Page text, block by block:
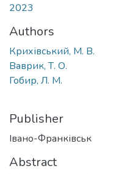
2023
Authors
Крихівський, М. В.
Ваврик, Т. О.
Гобир, Л. М.
Publisher
Івано-Франківськ
Abstract